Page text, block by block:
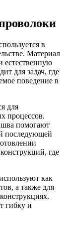
в
Материал
естественную
для задач, где
поведение в
для
процессов.
шва помогают
последующей
где
как
а также для
гибку и